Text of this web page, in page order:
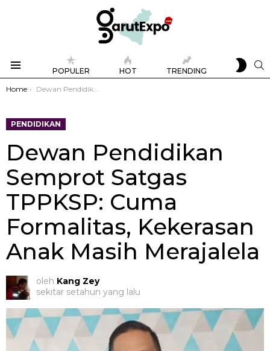
POPULER HOT TRENDING
SKIN
You are here:
Home Dewan Pendidikan Semprot Satgas TPPKSP: Cuma Formalitas, Kekerasan Anak Masih Merajalela
PENDIDIKAN
Dewan Pendidikan
Semprot Satgas
TPPKSP: Cuma
Formalitas, Kekerasan
Anak Masih Merajalela
oleh Kang Zey
sekitar setahun yang lalu